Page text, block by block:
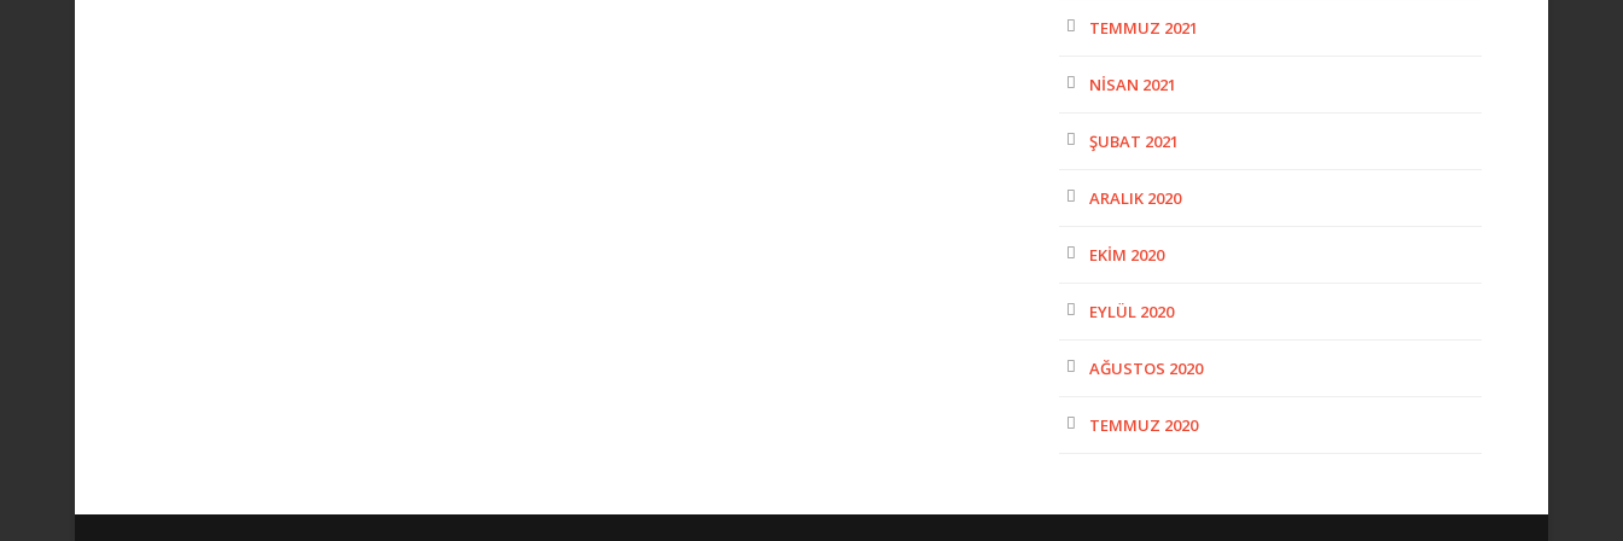
TEMMUZ 2021
NISAN 2021
ŞUBAT 2021
ARALIK 2020
EKIM 2020
EYLÜL 2020
AĞUSTOS 2020
TEMMUZ 2020